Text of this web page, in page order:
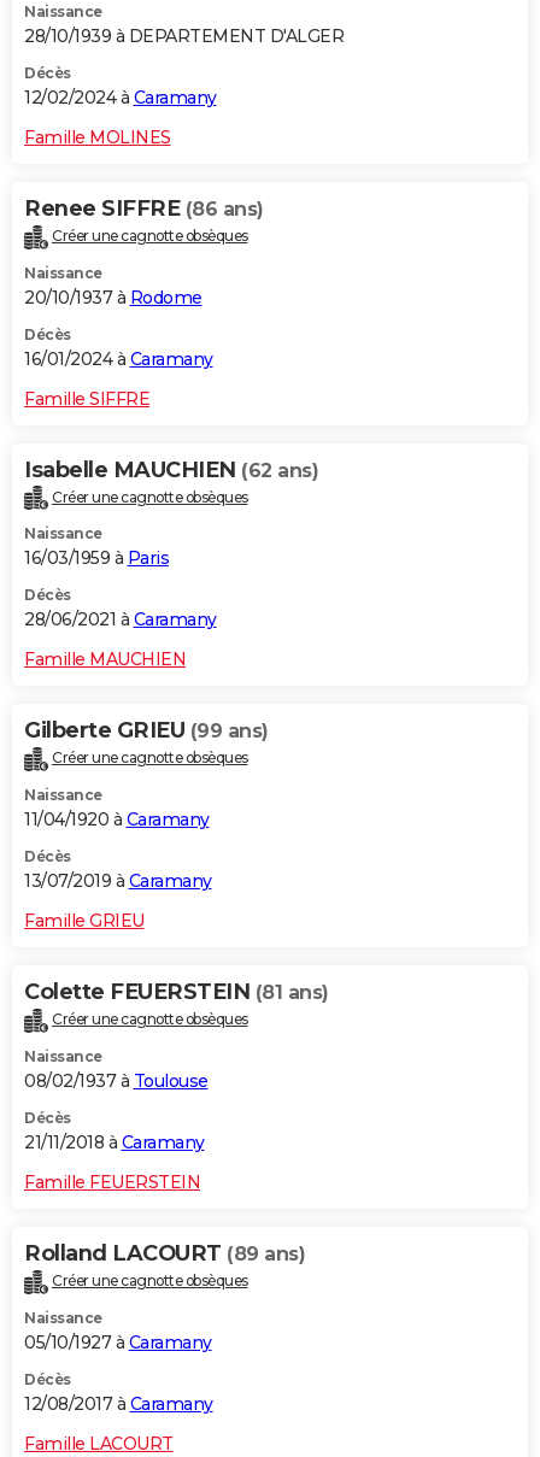
Naissance
28/10/1939 à DEPARTEMENT D'ALGER
Décès
12/02/2024 à Caramany
Famille MOLINES
Renee SIFFRE (86 ans)
Créer une cagnotte obsèques
Naissance
20/10/1937 à Rodome
Décès
16/01/2024 à Caramany
Famille SIFFRE
Isabelle MAUCHIEN (62 ans)
Créer une cagnotte obsèques
Naissance
16/03/1959 à Paris
Décès
28/06/2021 à Caramany
Famille MAUCHIEN
Gilberte GRIEU (99 ans)
Créer une cagnotte obsèques
Naissance
11/04/1920 à Caramany
Décès
13/07/2019 à Caramany
Famille GRIEU
Colette FEUERSTEIN (81 ans)
Créer une cagnotte obsèques
Naissance
08/02/1937 à Toulouse
Décès
21/11/2018 à Caramany
Famille FEUERSTEIN
Rolland LACOURT (89 ans)
Créer une cagnotte obsèques
Naissance
05/10/1927 à Caramany
Décès
12/08/2017 à Caramany
Famille LACOURT